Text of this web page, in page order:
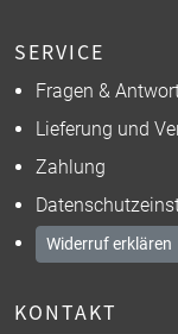
SERVICE
Fragen &
Lieferung und
Zahlung
Widerruf erklären
KONTAKT